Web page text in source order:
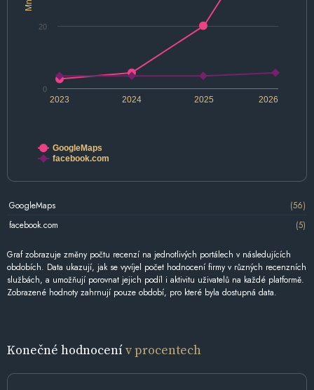
2024 2026
2023 2025
0
20
GoogleMaps
facebook.com
GoogleMaps
(56)
facebook.com
(5)
Graf zobrazuje změny počtu recenzí na jednotlivých portálech v následujících
obdobích. Data ukazují, jak se vyvíjel počet hodnocení firmy v různých recenzních
službách, a umožňují porovnat jejich podíl i aktivitu uživatelů na každé platformě.
Zobrazené hodnoty zahrnují pouze období, pro které byla dostupná data.
Konečné hodnocenív procentech